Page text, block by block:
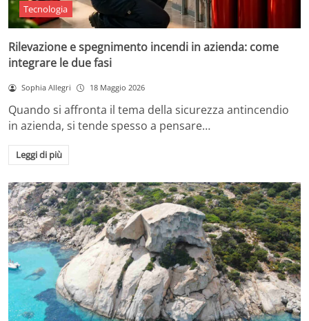
Tecnologia
Rilevazione e spegnimento incendi in azienda: come
integrare le due fasi
Sophia Allegri 18 Maggio 2026
Quando si affronta il tema della sicurezza antincendio
in azienda, si tende spesso a pensare…
Leggi di più